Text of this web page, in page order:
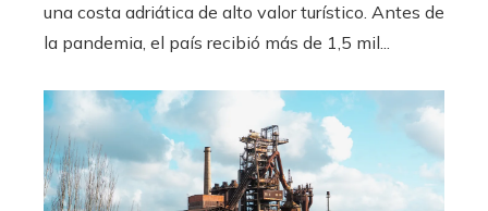
una costa adriática de alto valor turístico. Antes de
la pandemia, el país recibió más de 1,5 mil...